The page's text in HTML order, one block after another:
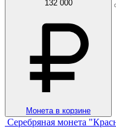
132 000
Монета в корзине
Серебряная монета